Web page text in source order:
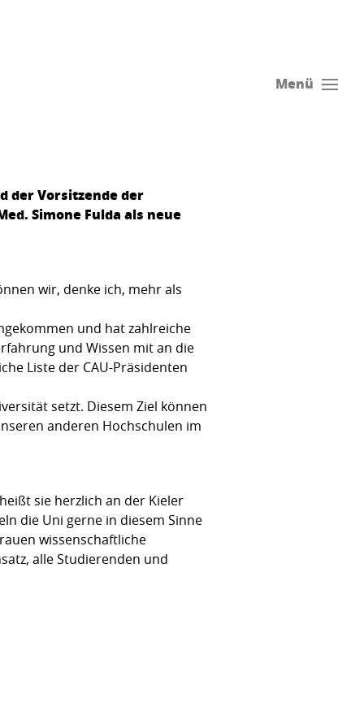
Menü
der Vorsitzende der
Simone Fulda als neue
wir, denke ich, mehr als
und hat zahlreiche
und Wissen mit an die
Liste der CAU-Präsidenten
setzt. Diesem Ziel können
anderen Hochschulen im
sie herzlich an der Kieler
die Uni gerne in diesem Sinne
wissenschaftliche
alle Studierenden und